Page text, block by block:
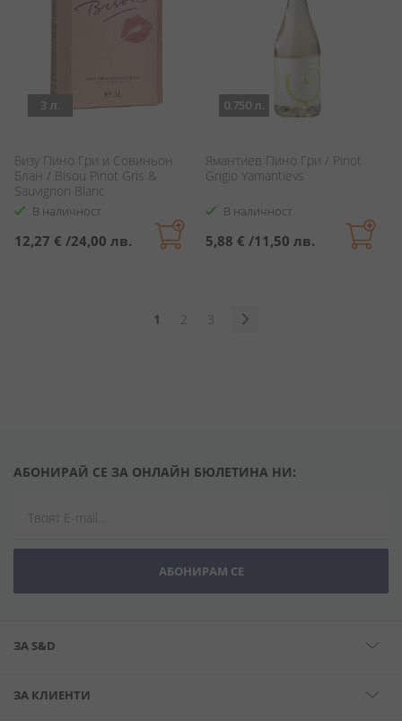
3 л.
Бизу Пино Гри и Совиньон
Блан / Bisou Pinot Gris &
Sauvignon Blanc
В наличност
12,27 € /24,00 лв.
0.750 л.
Ямантиев Пино Гри / Pinot
Grigio Yamantievs
В наличност
5,88 € /11,50 лв.
Страница
В
1 Страница
2 Страница
3
АБОНИРАЙ СЕ ЗА ОНЛАЙН БЮЛЕТИНА НИ:
АБОНИРАМ СЕ
ЗА S&D
ЗА КЛИЕНТИ